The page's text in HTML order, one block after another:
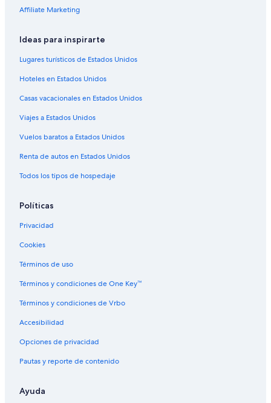
Hoteles en Chigorodó
Hoteles 2 estrellas en Turbo
Hoteles 3 estrellas en Turbo
Hoteles en Turbo
Hoteles en Mutatá
Hoteles en Ituango
Hoteles cerca de Hospital Regional de Urabá
Hoteles cerca de Estadio municipal Santiago Santacruz Rambay
Hoteles en Apartadó
Affiliate Marketing
Ideas para inspirarte
Lugares turísticos de Estados Unidos
Hoteles en Estados Unidos
Casas vacacionales en Estados Unidos
Viajes a Estados Unidos
Vuelos baratos a Estados Unidos
Renta de autos en Estados Unidos
Todos los tipos de hospedaje
Políticas
Privacidad
Cookies
Términos de uso
Términos y condiciones de One Key™
Términos y condiciones de Vrbo
Accesibilidad
Opciones de privacidad
Pautas y reporte de contenido
Ayuda